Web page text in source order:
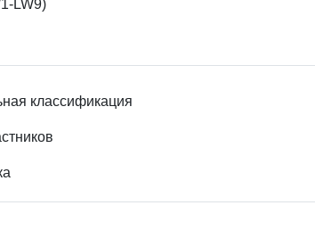
LW9)
классификация